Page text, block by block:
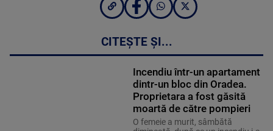
CITEȘTE ȘI...
Incendiu într-un apartament
dintr-un bloc din Oradea.
Proprietara a fost găsită
moartă de către pompieri
O femeie a murit, sâmbătă